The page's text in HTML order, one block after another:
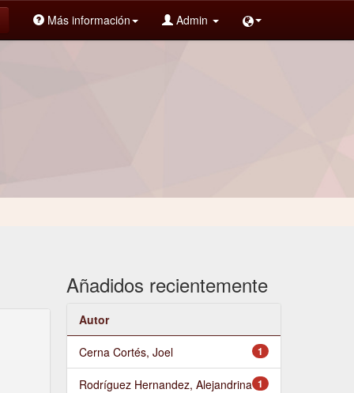
Más información Admin
Añadidos recientemente
Autor
1
Cerna Cortés, Joel
1
Rodríguez Hernandez, Alejandrina